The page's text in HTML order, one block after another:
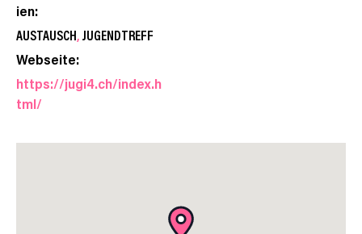
ien:
AUSTAUSCH,JUGENDTREFF
Webseite:
https://jugi4.ch/index.h
tml/